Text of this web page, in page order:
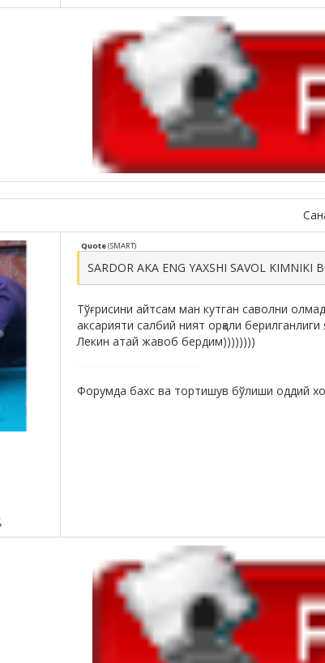
Quote(SMART)
SARDOR AKA ENG YAXSHI SAVOL KIMNIKI
Тўғрисини айтсам ман кутган саволни
аксарияти салбий ният орқали
Лекин атай жавоб бердим))))))))
Форумда бахс ва тортишув бўлиши оддий